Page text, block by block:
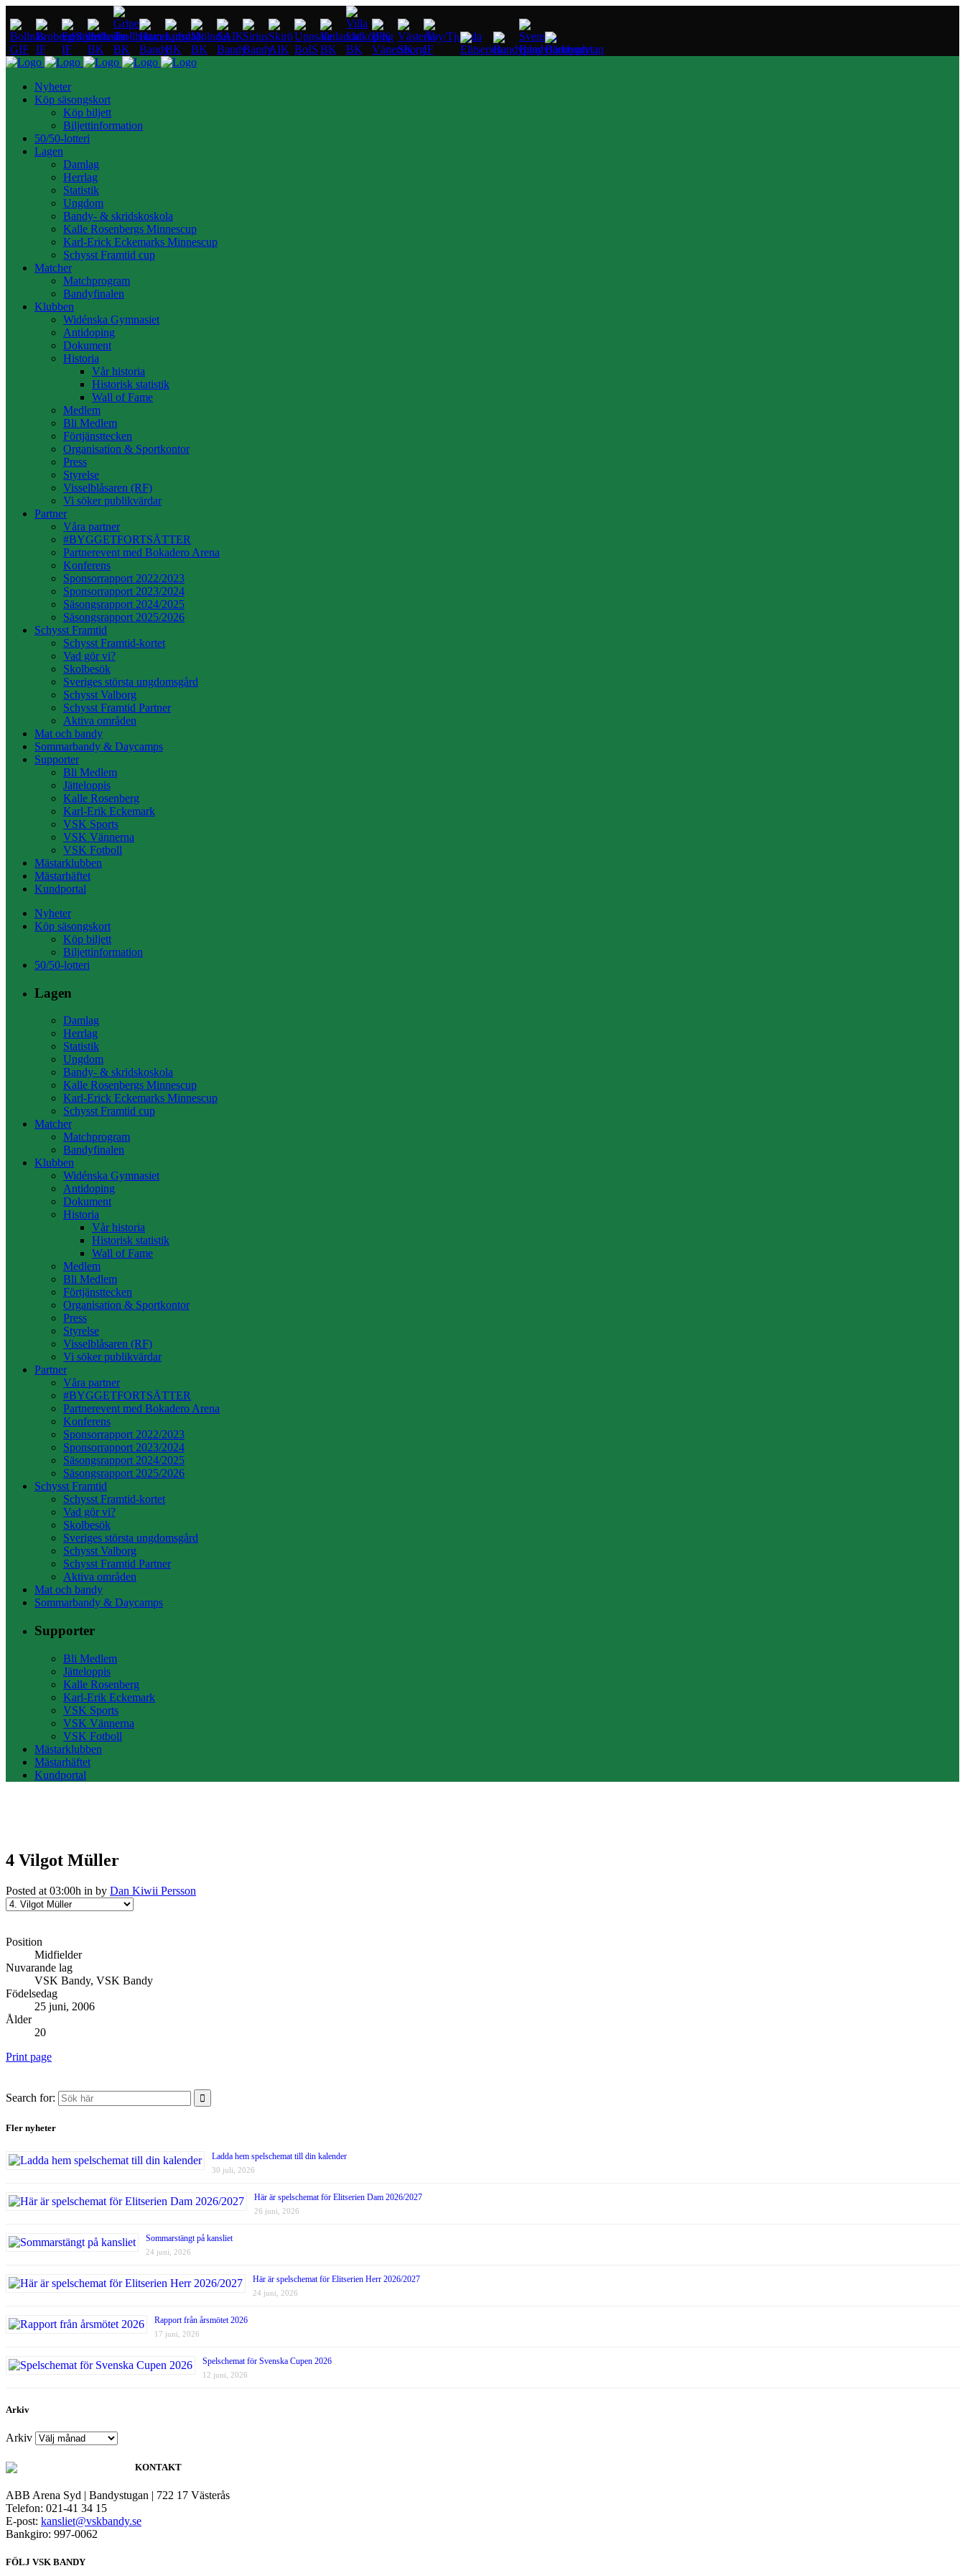
Nyheter
Köp säsongskort
Köp biljett
Biljettinformation
50/50-lotteri
Lagen
Damlag
Herrlag
Statistik
Ungdom
Bandy- & skridskoskola
Kalle Rosenbergs Minnescup
Karl-Erick Eckemarks Minnescup
Schysst Framtid cup
Matcher
Matchprogram
Bandyfinalen
Klubben
Widénska Gymnasiet
Antidoping
Dokument
Historia
Vår historia
Historisk statistik
Wall of Fame
Medlem
Bli Medlem
Förtjänsttecken
Organisation & Sportkontor
Press
Styrelse
Visselblåsaren (RF)
Vi söker publikvärdar
Partner
Våra partner
#BYGGETFORTSÄTTER
Partnerevent med Bokadero Arena
Konferens
Sponsorrapport 2022/2023
Sponsorrapport 2023/2024
Säsongsrapport 2024/2025
Säsongsrapport 2025/2026
Schysst Framtid
Schysst Framtid-kortet
Vad gör vi?
Skolbesök
Sveriges största ungdomsgård
Schysst Valborg
Schysst Framtid Partner
Aktiva områden
Mat och bandy
Sommarbandy & Daycamps
Supporter
Bli Medlem
Jätteloppis
Kalle Rosenberg
Karl-Erik Eckemark
VSK Sports
VSK Vännerna
VSK Fotboll
Mästarklubben
Mästarhäftet
Kundportal
Nyheter
Köp säsongskort
Köp biljett
Biljettinformation
50/50-lotteri
Lagen
Damlag
Herrlag
Statistik
Ungdom
Bandy- & skridskoskola
Kalle Rosenbergs Minnescup
Karl-Erick Eckemarks Minnescup
Schysst Framtid cup
Matcher
Matchprogram
Bandyfinalen
Klubben
Widénska Gymnasiet
Antidoping
Dokument
Historia
Vår historia
Historisk statistik
Wall of Fame
Medlem
Bli Medlem
Förtjänsttecken
Organisation & Sportkontor
Press
Styrelse
Visselblåsaren (RF)
Vi söker publikvärdar
Partner
Våra partner
#BYGGETFORTSÄTTER
Partnerevent med Bokadero Arena
Konferens
Sponsorrapport 2022/2023
Sponsorrapport 2023/2024
Säsongsrapport 2024/2025
Säsongsrapport 2025/2026
Schysst Framtid
Schysst Framtid-kortet
Vad gör vi?
Skolbesök
Sveriges största ungdomsgård
Schysst Valborg
Schysst Framtid Partner
Aktiva områden
Mat och bandy
Sommarbandy & Daycamps
Supporter
Bli Medlem
Jätteloppis
Kalle Rosenberg
Karl-Erik Eckemark
VSK Sports
VSK Vännerna
VSK Fotboll
Mästarklubben
Mästarhäftet
Kundportal
4 Vilgot Müller
Posted at 03:00h in by Dan Kiwii Persson
Position
Midfielder
Nuvarande lag
VSK Bandy, VSK Bandy
Födelsedag
25 juni, 2006
Ålder
20
Print page
Search for:
Fler nyheter
Ladda hem spelschemat till din kalender
30 juli, 2026
Här är spelschemat för Elitserien Dam 2026/2027
26 juni, 2026
Sommarstängt på kansliet
24 juni, 2026
Här är spelschemat för Elitserien Herr 2026/2027
24 juni, 2026
Rapport från årsmötet 2026
17 juni, 2026
Spelschemat för Svenska Cupen 2026
12 juni, 2026
Arkiv
Arkiv
KONTAKT
ABB Arena Syd | Bandystugan | 722 17 Västerås
Telefon: 021-41 34 15
E-post: kansliet@vskbandy.se
Bankgiro: 997-0062
FÖLJ VSK BANDY